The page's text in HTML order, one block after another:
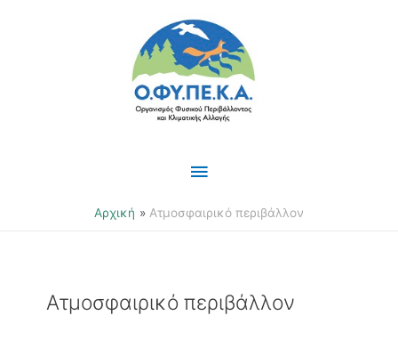
Κύριο
Μενού
Αρχική Ατμοσφαιρικό περιβάλλον
Ατμοσφαιρικό περιβάλλον